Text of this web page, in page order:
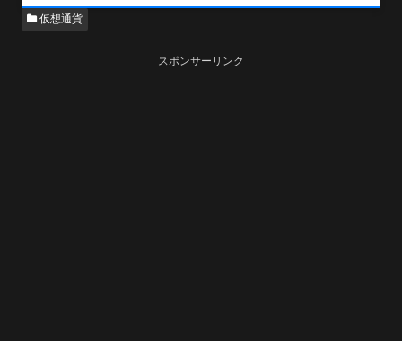
仮想通貨
スポンサーリンク